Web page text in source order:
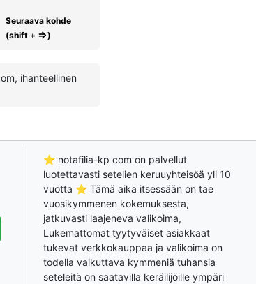
Seuraava kohde
(shift + ⇒)
ihanteellinen
⭐ notafilia-kp com on palvellut
luotettavasti setelien keruuyhteisöä yli 10
vuotta ⭐ Tämä aika itsessään on tae
vuosikymmenen kokemuksesta,
jatkuvasti laajeneva valikoima,
Lukemattomat tyytyväiset asiakkaat
tukevat verkkokauppaa ja valikoima on
todella vaikuttava kymmeniä tuhansia
seteleitä on saatavilla keräilijöille ympäri